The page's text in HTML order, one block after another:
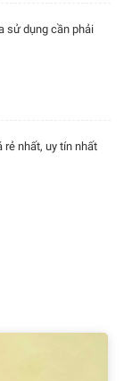
sử dụng cần phải
rẻ nhất, uy tín nhất